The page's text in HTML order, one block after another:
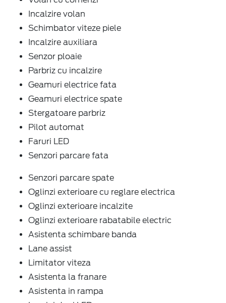
Incalzire volan
Schimbator viteze piele
Incalzire auxiliara
Senzor ploaie
Parbriz cu incalzire
Geamuri electrice fata
Geamuri electrice spate
Stergatoare parbriz
Pilot automat
Faruri LED
Senzori parcare fata
Senzori parcare spate
Oglinzi exterioare cu reglare electrica
Oglinzi exterioare incalzite
Oglinzi exterioare rabatabile electric
Asistenta schimbare banda
Lane assist
Limitator viteza
Asistenta la franare
Asistenta in rampa